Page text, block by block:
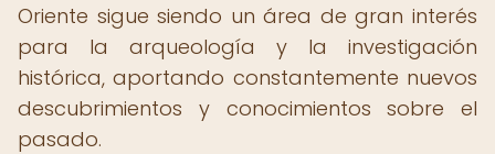
Oriente sigue siendo un área de gran interés
para la arqueología y la investigación
histórica, aportando constantemente nuevos
descubrimientos y conocimientos sobre el
pasado.